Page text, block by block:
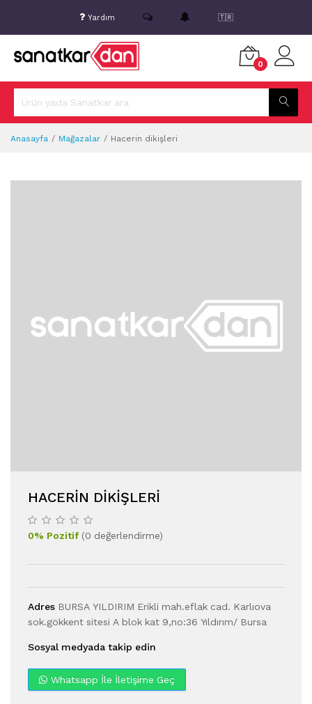
Yardım 🇹🇷
0
Anasayfa Mağazalar Hacerin dikişleri
HACERIN DIKIŞLERI
0% Pozitif(0 değerlendirme)
Adres BURSA YILDIRIM Erikli mah.eflak cad. Karlıova
sok.gökkent sitesi A blok kat 9,no:36 Yıldırım/ Bursa
Sosyal medyada takip edin
Whatsapp İle İletişime Geç